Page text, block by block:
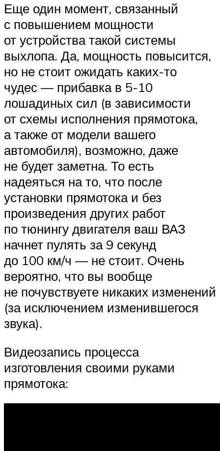
Еще один момент, связанный
с повышением мощности
от устройства такой системы
выхлопа. Да, мощность повысится,
но не стоит ожидать каких-то
чудес — прибавка в 5-10
лошадиных сил (в зависимости
от схемы исполнения прямотока,
а также от модели вашего
автомобиля), возможно, даже
не будет заметна. То есть
надеяться на то, что после
установки прямотока и без
произведения других работ
по тюнингу двигателя ваш ВАЗ
начнет пулять за 9 секунд
до 100 км/ч — не стоит. Очень
вероятно, что вы вообще
не почувствуете никаких изменений
(за исключением изменившегося
звука).
Видеозапись процесса
изготовления своими руками
прямотока: